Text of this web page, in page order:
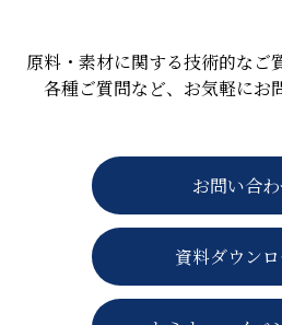
原料・素材に関する技術的なご
各種ご質問など、お気軽にお
お問い合
資料ダウン